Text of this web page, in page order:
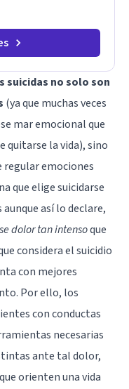
juntos.
suicidas no solo son
(ya que muchas veces
mar emocional que
quitarse la vida), sino
regular emociones
que elige suicidarse
así lo declare,
dolor tan intensoque
considera el suicidio
con mejores
Por ello, los
con conductas
necesarias
ante tal dolor,
orienten una vida